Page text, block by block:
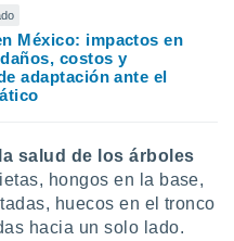
México: impactos en
costos y
adaptación ante el
salud de los árboles
hongos en la base,
huecos en el tronco
hacia un solo lado.